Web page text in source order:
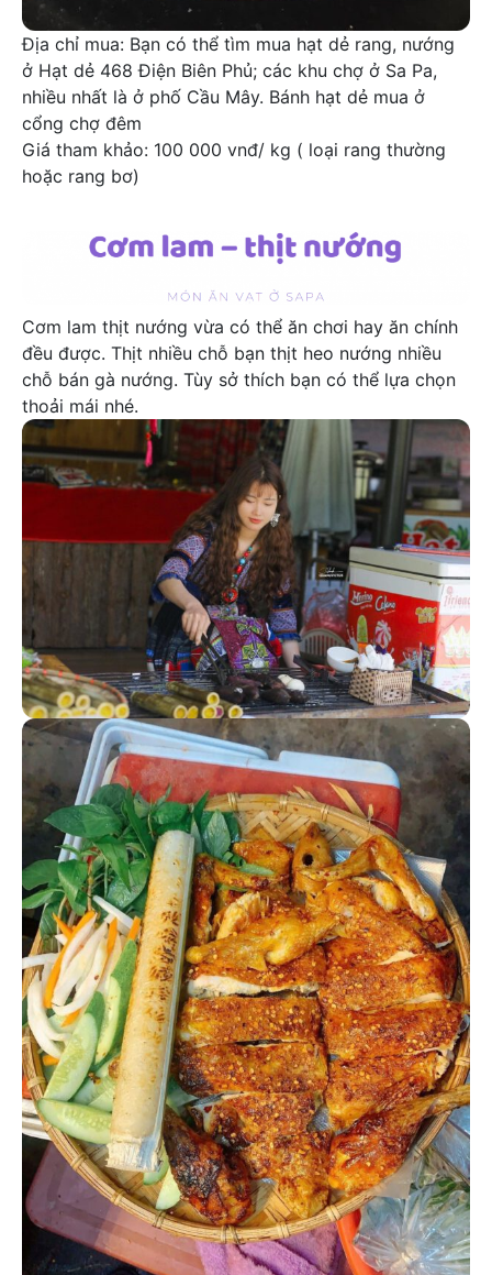
Địa chỉ mua: Bạn có thể tìm mua hạt dẻ rang, nướng
ở Hạt dẻ 468 Điện Biên Phủ; các khu chợ ở Sa Pa,
nhiều nhất là ở phố Cầu Mây. Bánh hạt dẻ mua ở
cổng chợ đêm
Giá tham khảo: 100 000 vnđ/ kg ( loại rang thường
hoặc rang bơ)
Cơm lam thịt nướng vừa có thể ăn chơi hay ăn chính
đều được. Thịt nhiều chỗ bạn thịt heo nướng nhiều
chỗ bán gà nướng. Tùy sở thích bạn có thể lựa chọn
thoải mái nhé.